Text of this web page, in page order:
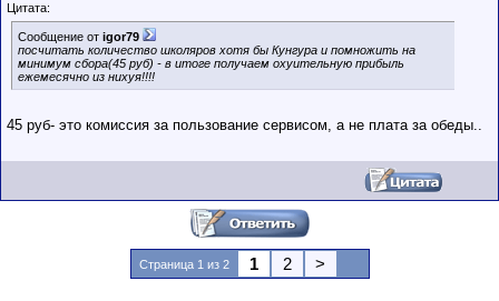
Цитата:
Сообщение от igor79
посчитать количество школяров хотя бы Кунгура и помножить на
минимум сбора(45 руб) - в итоге получаем охуительную прибыль
ежемесячно из нихуя!!!!
45 руб- это комиссия за пользование сервисом, а не плата за обеды..
Страница 1 из 2 1 2 >